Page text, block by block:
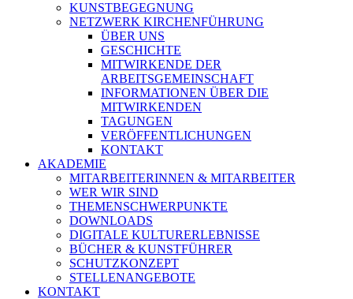
KUNSTBEGEGNUNG
NETZWERK KIRCHENFÜHRUNG
ÜBER UNS
GESCHICHTE
MITWIRKENDE DER
ARBEITSGEMEINSCHAFT
INFORMATIONEN ÜBER DIE
MITWIRKENDEN
TAGUNGEN
VERÖFFENTLICHUNGEN
KONTAKT
AKADEMIE
MITARBEITERINNEN & MITARBEITER
WER WIR SIND
THEMENSCHWERPUNKTE
DOWNLOADS
DIGITALE KULTURERLEBNISSE
BÜCHER & KUNSTFÜHRER
SCHUTZKONZEPT
STELLENANGEBOTE
KONTAKT